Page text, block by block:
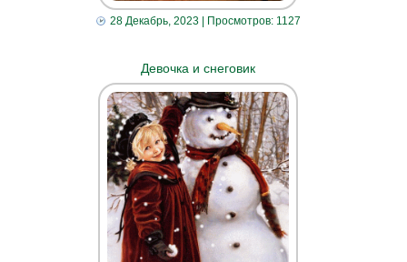
28 Декабрь, 2023| Просмотров: 1127
Девочка и снеговик